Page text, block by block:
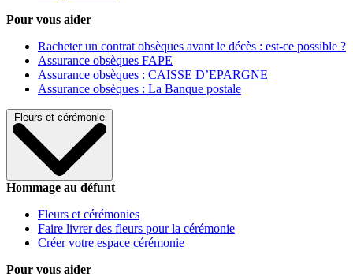
Pour vous aider
Racheter un contrat obsèques avant le décès : est-ce possible ?
Assurance obsèques FAPE
Assurance obsèques : CAISSE D’EPARGNE
Assurance obsèques : La Banque postale
Fleurs et cérémonie
Hommage au défunt
Fleurs et cérémonies
Faire livrer des fleurs pour la cérémonie
Créer votre espace cérémonie
Pour vous aider